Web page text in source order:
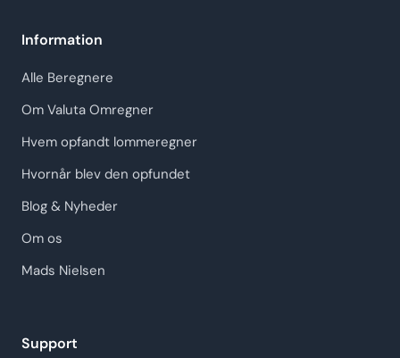
Information
Alle Beregnere
Om Valuta Omregner
Hvem opfandt lommeregner
Hvornår blev den opfundet
Blog & Nyheder
Om os
Mads Nielsen
Support